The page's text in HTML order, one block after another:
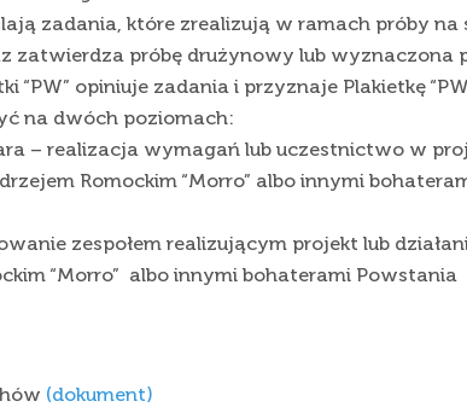
zadania, które zrealizują w ramach próby na
zatwierdza próbę drużynowy lub wyznaczona
“PW” opiniuje zadania i przyznaje Plakietkę
na dwóch poziomach:
– realizacja wymagań lub uczestnictwo w
Romockim “Morro” albo innymi
zespołem realizującym projekt lub
“Morro” albo innymi bohaterami Powstania
(dokument)